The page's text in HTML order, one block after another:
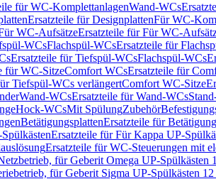
für WC-KomplettanlagenWand-WCs
Ersatzteile für DesignplattenFür WC-
WC-AufsätzeErsatzteile für Für WC-
WCsFlachspül-WCsErsatzteile für
Ersatzteile für Tiefspül-WCsFlachspül-WCs
für WC-SitzeComfort WCsErsatzteile für
Tiefspül-WCs verlängertComfort WC-Sitze
Wand-WCsErsatzteile für Wand-WCs
Hock-WCsMit SpülungZubehör
BetätigungsplattenErsatzteile für
Ersatzteile für Für Kappa UP-
Ersatzteile für WC-Steuerungen mit
für Geberit Omega UP-Spülkästen
für Geberit Sigma UP-Spülkästen 12